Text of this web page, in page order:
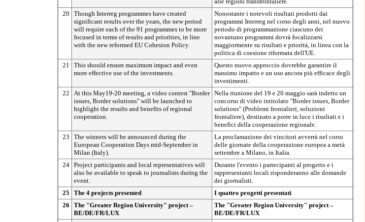
20
Though Interreg programmes have created
significant results over the years, the new period
will require each of the 91 programmes to be more
focused in terms of results and priorities, in line
with the new reformed EU Cohesion Policy.
Nonostante i notevoli risultati prodotti dai
programmi Interreg nel corso degli anni, nel nuovo
periodo di programmazione ciascuno dei
novantuno programmi dovrà focalizzarsi
maggiormente su risultati e priorità, in linea con la
politica di coesione riformata dell'UE.
21
This should ensure maximum impact and even
more effective use of the investments.
Questo nuovo approccio dovrebbe garantire il
massimo impatto e un uso ancora più efficace degli
investimenti.
22
At this May19-20 meeting, a video contest "Border
issues, Border solutions" will be launched to
highlight the results and benefits of regional
cooperation.
Nella riunione del 19 e 20 maggio sarà indetto un
concorso di video intitolato "Border issues, Border
solutions" (Problemi frontalieri, soluzioni
frontaliere), destinato a porre in luce i risultati e i
benefici della cooperazione regionale.
23
The winners will be announced during the
European Cooperation Days mid-September in
Milan (Italy).
La proclamazione dei vincitori avverrà nel corso
delle giornate della cooperazione europea a metà
settembre a Milano, in Italia.
24 Project participants and local representatives will
also be available to speak to journalists during the
event.
Durante l'evento i partecipanti al progetto e i
rappresentanti locali risponderanno alle domande
dei giornalisti.
25
The 4 projects presented
I quattro progetti presentati
26
The "Greater Region University" project –
BE/DE/FR/LUX
The "Greater Region University" project –
BE/DE/FR/LUX